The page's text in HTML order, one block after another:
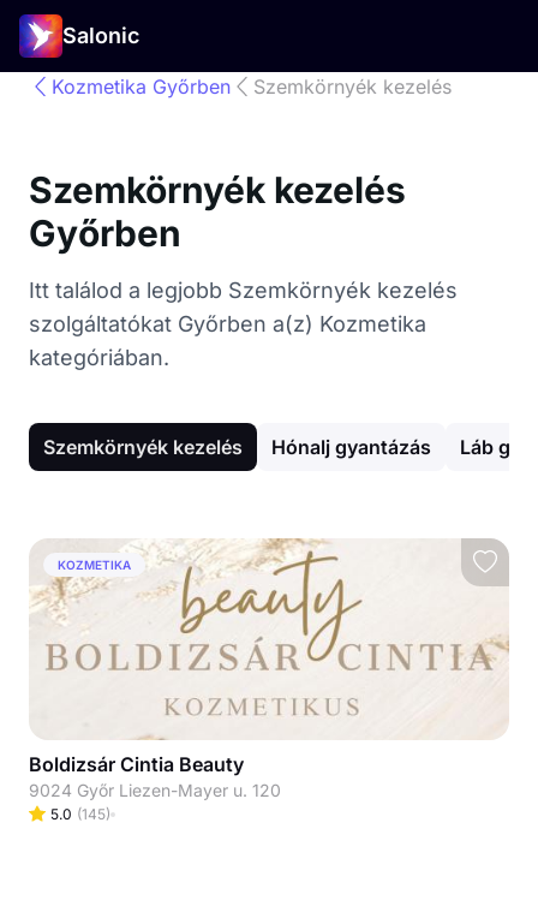
Salonic
Kozmetika Győrben Szemkörnyék kezelés
Szemkörnyék kezelés
Győrben
Itt találod a legjobb Szemkörnyék kezelés
szolgáltatókat Győrben a(z) Kozmetika
kategóriában.
Szemkörnyék kezelés Hónalj gyantázás Láb
KOZMETIKA
Boldizsár Cintia Beauty
9024 Győr Liezen-Mayer u. 120
5.0 (145)